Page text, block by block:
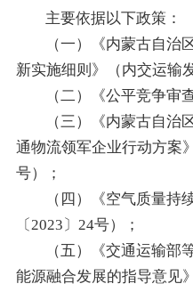
主要依据以下政策：
（一）《内蒙古自治
新实施细则》（内交运输
（二）《公平竞争审
（三）《内蒙古自治
通物流领军企业行动方案
号）；
（四）《空气质量持
〔2023〕24号）；
（五）《交通运输部
能源融合发展的指导意见